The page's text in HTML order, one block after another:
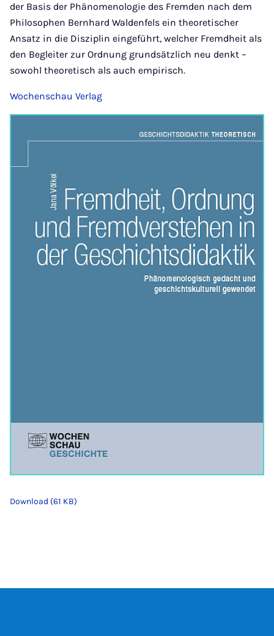
der Basis der Phänomenologie des Fremden nach dem
Philosophen Bernhard Waldenfels ein theoretischer
Ansatz in die Disziplin eingeführt, welcher Fremdheit als
den Begleiter zur Ordnung grundsätzlich neu denkt –
sowohl theoretisch als auch empirisch.
Wochenschau Verlag
Download (61 KB)